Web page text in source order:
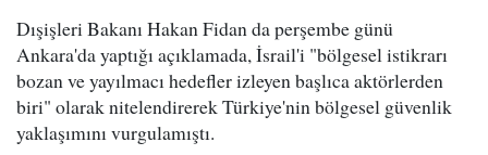
Dışişleri Bakanı Hakan Fidan da perşembe günü
Ankara'da yaptığı açıklamada, İsrail'i "bölgesel istikrarı
bozan ve yayılmacı hedefler izleyen başlıca aktörlerden
biri" olarak nitelendirerek Türkiye'nin bölgesel güvenlik
yaklaşımını vurgulamıştı.